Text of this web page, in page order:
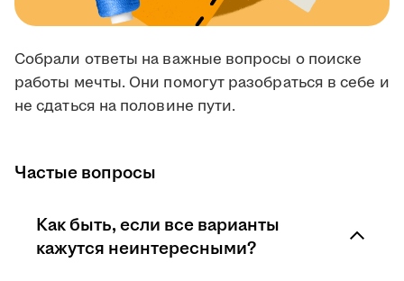
Собрали ответы на важные вопросы о поиске
работы мечты. Они помогут разобраться в себе и
не сдаться на половине пути.
Частые вопросы
Как быть, если все варианты
кажутся неинтересными?